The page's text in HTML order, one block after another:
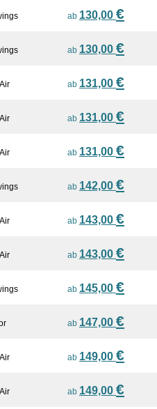
ab 130,00 €
ab 130,00 €
ab 131,00 €
ab 131,00 €
ab 131,00 €
ab 142,00 €
ab 143,00 €
ab 143,00 €
ab 145,00 €
ab 147,00 €
ab 149,00 €
ab 149,00 €